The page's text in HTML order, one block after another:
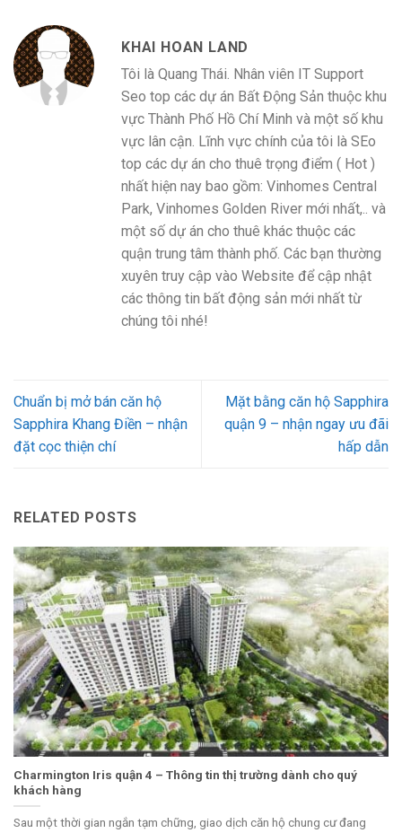
KHAI HOAN LAND
Tôi là Quang Thái. Nhân viên IT Support
Seo top các dự án Bất Động Sản thuộc khu
vực Thành Phố Hồ Chí Minh và một số khu
vực lân cận. Lĩnh vực chính của tôi là SEo
top các dự án cho thuê trọng điểm ( Hot )
nhất hiện nay bao gồm: Vinhomes Central
Park, Vinhomes Golden River mới nhất,.. và
một số dự án cho thuê khác thuộc các
quận trung tâm thành phố. Các bạn thường
xuyên truy cập vào Website để cập nhật
các thông tin bất động sản mới nhất từ
chúng tôi nhé!
Chuẩn bị mở bán căn hộ
Sapphira Khang Điền – nhận
đặt cọc thiện chí
Mặt bằng căn hộ Sapphira
quận 9 – nhận ngay ưu đãi
hấp dẫn
RELATED POSTS
Charmington Iris quận 4 – Thông tin thị trường dành cho quý
khách hàng
Sau một thời gian ngắn tạm chững, giao dịch căn hộ chung cư đang